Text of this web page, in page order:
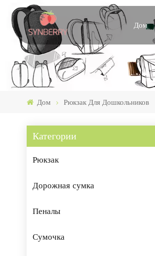
Дом
Дом Рюкзак Для Дошкольников
Категории
Рюкзак
Дорожная сумка
Пеналы
Сумочка